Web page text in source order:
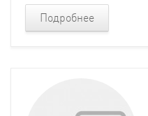
Подробнее